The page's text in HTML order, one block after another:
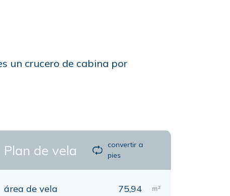
un crucero de cabina por
Plan de vela
convertir a
pies
área de vela 75,94 m²